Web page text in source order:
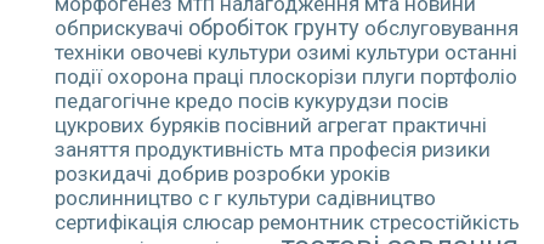
обприскувачі обробіток грунту обслуговування
техніки овочеві культури озимі культури останні
події охорона праці плоскорізи плуги портфоліо
педагогічне кредо посів кукурудзи посів
цукрових буряків посівний агрегат практичні
заняття продуктивність мта професія ризики
розкидачі добрив розробки уроків
рослинництво с г культури садівництво
сертифікація слюсар ремонтник стресостійкість